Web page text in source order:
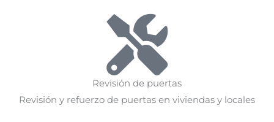
Revisión de puertas
Revisión y refuerzo de puertas en viviendas y locales